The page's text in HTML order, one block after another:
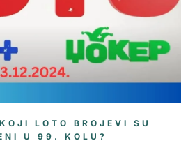
LOTO BROJEVI SU
U 99. KOLU?